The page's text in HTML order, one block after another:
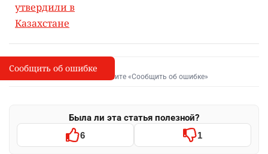
утвердили в
Казахстане
I
Сообщить об опечатке
Выделите фрагмент и нажмите «Сообщить об ошибке»
Была ли эта статья полезной?
6 1
Сообщить об ошибке